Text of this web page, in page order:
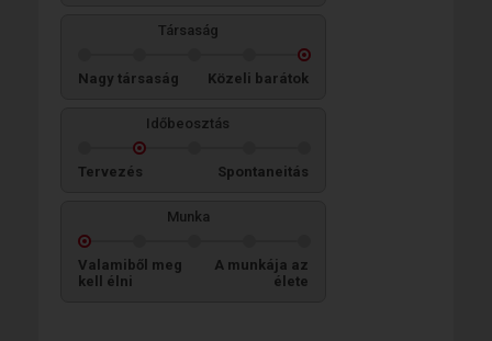
Társaság
Nagy társaság Közeli barátok
Időbeosztás
Tervezés Spontaneitás
Munka
Valamiből meg
kell élni
A munkája az
élete